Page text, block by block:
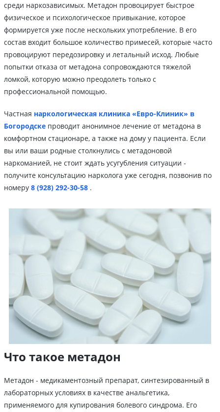
среди наркозависимых. Метадон провоцирует быстрое
физическое и психологическое привыкание, которое
формируется уже после нескольких употребление. В его
состав входит большое количество примесей, которые часто
провоцируют передозировку и летальный исход. Любые
попытки отказа от метадона сопровождаются тяжелой
ломкой, которую можно преодолеть только с
профессиональной помощью.
Частная наркологическая клиника «Евро-Клиник» в
Богородске проводит анонимное лечение от метадона в
комфортном стационаре, а также на дому у пациента. Если
вы или ваши родные столкнулись с метадоновой
наркоманией, не стоит ждать усугубления ситуации -
получите консультацию нарколога уже сегодня, позвонив по
номеру 8 (928) 292-30-58 .
Что такое метадон
Метадон - медикаментозный препарат, синтезированный в
лабораторных условиях в качестве анальгетика,
применяемого для купирования болевого синдрома. Его